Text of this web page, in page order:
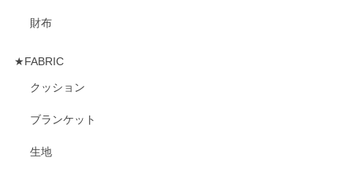
財布
★FABRIC
クッション
ブランケット
生地